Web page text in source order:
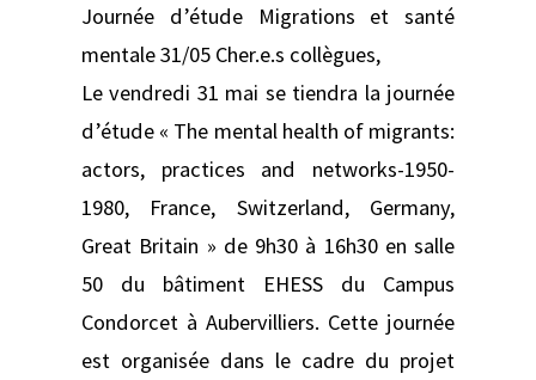
Journée d’étude Migrations et santé
mentale 31/05 Cher.e.s collègues,
Le vendredi 31 mai se tiendra la journée
d’étude « The mental health of migrants:
actors, practices and networks-1950-
1980, France, Switzerland, Germany,
Great Britain » de 9h30 à 16h30 en salle
50 du bâtiment EHESS du Campus
Condorcet à Aubervilliers. Cette journée
est organisée dans le cadre du projet